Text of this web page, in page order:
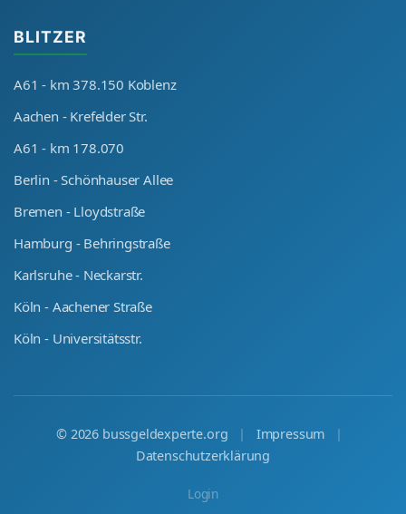
BLITZER
A61 - km 378.150 Koblenz
Aachen - Krefelder Str.
A61 - km 178.070
Berlin - Schönhauser Allee
Bremen - Lloydstraße
Hamburg - Behringstraße
Karlsruhe - Neckarstr.
Köln - Aachener Straße
Köln - Universitätsstr.
© 2026 bussgeldexperte.org | Impressum
|
Datenschutzerklärung
Login